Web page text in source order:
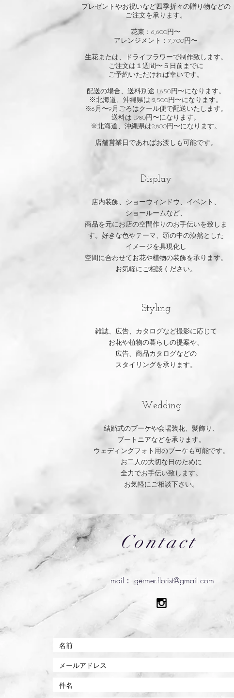
プレゼントやお祝いなど四季折々の贈り物などの
ご注文を承ります。
花束：6,600円〜
アレンジメント：7,700円〜
生花または、ドライフラワーで制作致します。
ご注文は１週間〜５日前までに
ご予約いただければ幸いです。
配送の場合、送料別途 1,650円〜になります。
※北海道、沖縄県は 2,500円〜になります。
※6月〜9月ごろはクール便で配送いたします。
送料は 1980円〜になります。
※北海道、沖縄県は2,800円〜になります。
店舗営業日であればお渡しも可能です。
Display
店内装飾、ショーウィンドウ、イベント、
ショールームなど、
商品を元にお店の空間作りのお手伝いを致しま
す。好きな色やテーマ、頭の中の漠然とした
イメージを具現化し
空間に合わせてお花や植物の装飾を承ります。
お気軽にご相談ください。
Styling
雑誌、広告、カタログなど撮影に応じて
お花や植物の暮らしの提案や、
広告、商品カタログなどの
スタイリングを承ります。
Wedding
結婚式のブーケや会場装花、髪飾り、
ブートニアなどを承ります。
ウェディングフォト用のブーケも可能です。
お二人の大切な日のために
全力でお手伝い致します。
お気軽にご相談下さい。
Contact
mail： germer.florist@gmail.com